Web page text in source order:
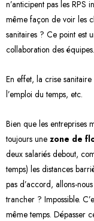
n’anticipent pas les RPS
même façon de voir les
sanitaires ? Ce point est
collaboration des équipes.
En effet, la crise
l’emploi du temps, etc.
Bien que les entreprises
toujours une zone de
deux salariés debout,
temps) les distances
pas d’accord, allons-
trancher ? Impossible.
même temps. Dépasser